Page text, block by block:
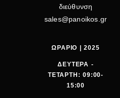
διεύθυνση
sales@panoikos.gr
ΩΡΑΡΙΟ | 2025
ΔΕΥΤΕΡΑ -
ΤΕΤΑΡΤΗ: 09:00-
15:00